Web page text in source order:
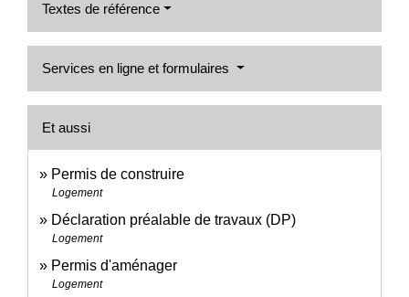
Textes de référence
Services en ligne et formulaires
Et aussi
Permis de construire
Logement
Déclaration préalable de travaux (DP)
Logement
Permis d'aménager
Logement